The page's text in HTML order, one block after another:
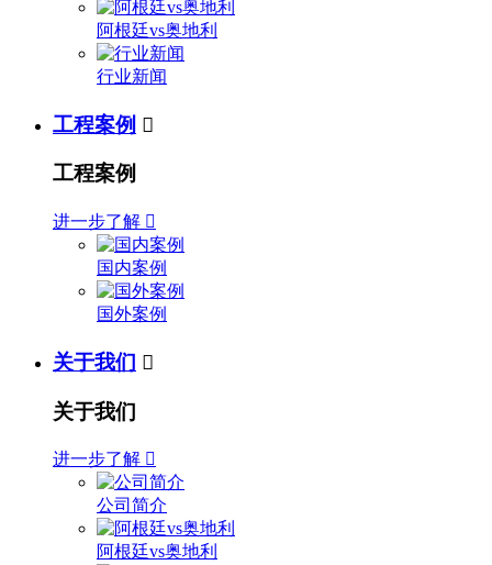
阿根廷vs奥地利
行业新闻
工程案例 
工程案例
进一步了解 
国内案例
国外案例
关于我们 
关于我们
进一步了解 
公司简介
阿根廷vs奥地利